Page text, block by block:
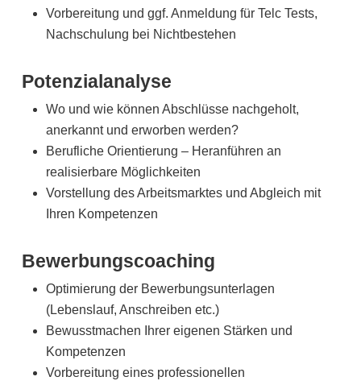
Vorbereitung und ggf. Anmeldung für Telc Tests,
Nachschulung bei Nichtbestehen
Potenzialanalyse
Wo und wie können Abschlüsse nachgeholt,
anerkannt und erworben werden?
Berufliche Orientierung – Heranführen an
realisierbare Möglichkeiten
Vorstellung des Arbeitsmarktes und Abgleich mit
Ihren Kompetenzen
Bewerbungscoaching
Optimierung der Bewerbungsunterlagen
(Lebenslauf, Anschreiben etc.)
Bewusstmachen Ihrer eigenen Stärken und
Kompetenzen
Vorbereitung eines professionellen